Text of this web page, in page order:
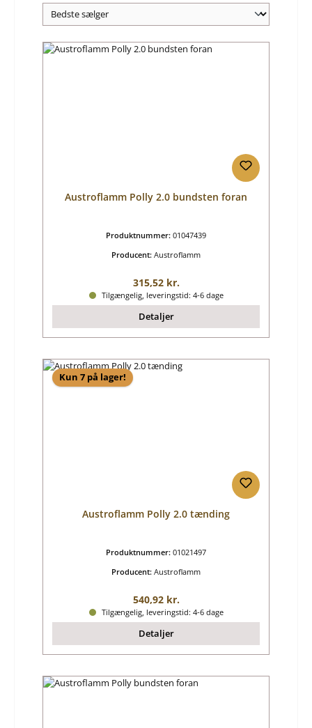
Austroflamm Polly 2.0 bundsten foran
Produktnummer: 01047439
Producent: Austroflamm
Almindelig pris:
315,52 kr.
Tilgængelig, leveringstid: 4-6 dage
Detaljer
Kun 7 på lager!
Austroflamm Polly 2.0 tænding
Produktnummer: 01021497
Producent: Austroflamm
Almindelig pris:
540,92 kr.
Tilgængelig, leveringstid: 4-6 dage
Detaljer